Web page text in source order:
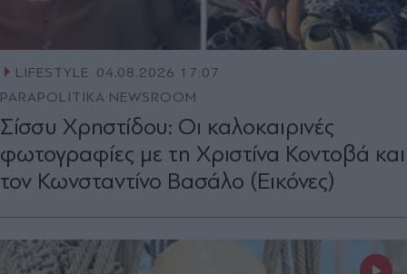
LIFESTYLE 04.08.2026 17:07
PARAPOLITIKA NEWSROOM
Σίσσυ Χρηστίδου: Οι καλοκαιρινές
φωτογραφίες με τη Χριστίνα Κοντοβά και
τον Κωνσταντίνο Βασάλο (Εικόνες)